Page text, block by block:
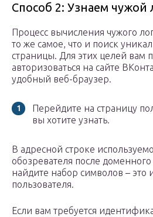
Способ 2: Узнаем чужой
Процесс вычисления чужого
то же самое, что и поиск
страницы. Для этих целей вам
авторизоваться на сайте
удобный веб-браузер.
Перейдите на страницу
вы хотите узнать.
В адресной строке
обозревателя после
найдите набор символов – это
пользователя.
Если вам требуется